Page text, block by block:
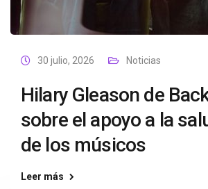
30 julio, 2026 Noticias
Hilary Gleason de
sobre el apoyo a la
de los músicos
Leer más